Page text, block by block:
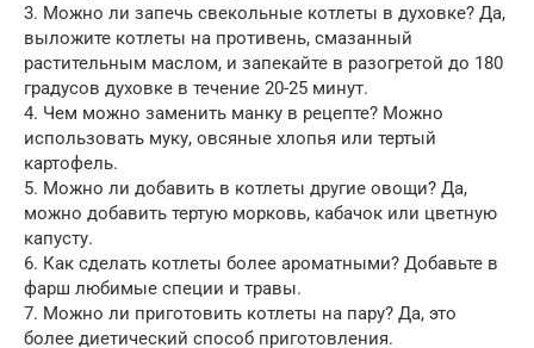
3. Можно ли запечь свекольные котлеты в духовке? Да,
выложите котлеты на противень, смазанный
растительным маслом, и запекайте в разогретой до 180
градусов духовке в течение 20-25 минут.
4. Чем можно заменить манку в рецепте? Можно
использовать муку, овсяные хлопья или тертый
картофель.
5. Можно ли добавить в котлеты другие овощи? Да,
можно добавить тертую морковь, кабачок или цветную
капусту.
6. Как сделать котлеты более ароматными? Добавьте в
фарш любимые специи и травы.
7. Можно ли приготовить котлеты на пару? Да, это
более диетический способ приготовления.